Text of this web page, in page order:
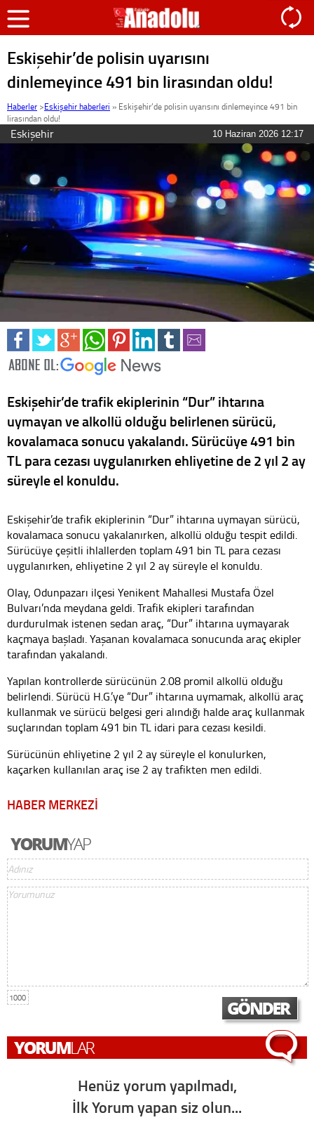
Eskişehir’de polisin uyarısını
dinlemeyince 491 bin lirasından oldu!
Haberler >Eskişehir haberleri » Eskişehir’de polisin uyarısını dinlemeyince 491 bin
lirasından oldu!
Eskişehir 10 Haziran 2026 12:17
Eskişehir’de trafik ekiplerinin “Dur” ihtarına
uymayan ve alkollü olduğu belirlenen sürücü,
kovalamaca sonucu yakalandı. Sürücüye 491 bin
TL para cezası uygulanırken ehliyetine de 2 yıl 2 ay
süreyle el konuldu.
Eskişehir’de trafik ekiplerinin “Dur” ihtarına uymayan sürücü,
kovalamaca sonucu yakalanırken, alkollü olduğu tespit edildi.
Sürücüye çeşitli ihlallerden toplam 491 bin TL para cezası
uygulanırken, ehliyetine 2 yıl 2 ay süreyle el konuldu.
Olay, Odunpazarı ilçesi Yenikent Mahallesi Mustafa Özel
Bulvarı’nda meydana geldi. Trafik ekipleri tarafından
durdurulmak istenen sedan araç, “Dur” ihtarına uymayarak
kaçmaya başladı. Yaşanan kovalamaca sonucunda araç ekipler
tarafından yakalandı.
Yapılan kontrollerde sürücünün 2.08 promil alkollü olduğu
belirlendi. Sürücü H.G.’ye “Dur” ihtarına uymamak, alkollü araç
kullanmak ve sürücü belgesi geri alındığı halde araç kullanmak
suçlarından toplam 491 bin TL idari para cezası kesildi.
Sürücünün ehliyetine 2 yıl 2 ay süreyle el konulurken,
kaçarken kullanılan araç ise 2 ay trafikten men edildi.
HABER MERKEZİ
1000
Henüz yorum yapılmadı,
İlk Yorum yapan siz olun...